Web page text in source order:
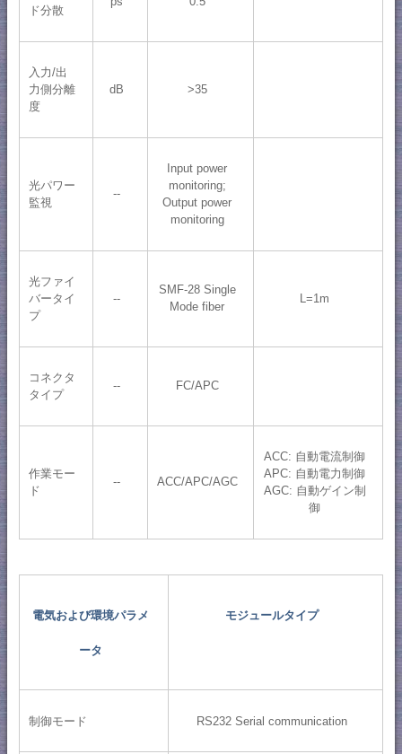
ド分散
入力/出
力側分離
度
dB >35
光パワー
監視
--
Input power
monitoring;
Output power
monitoring
光ファイ
バータイ
プ
--
SMF-28 Single
Mode fiber
L=1m
コネクタ
タイプ
-- FC/APC
作業モー
ド
-- ACC/APC/AGC
ACC: 自動電流制御
APC: 自動電力制御
AGC: 自動ゲイン制
御
電気および環境パラメ
ータ
モジュールタイプ
制御モード RS232 Serial communication